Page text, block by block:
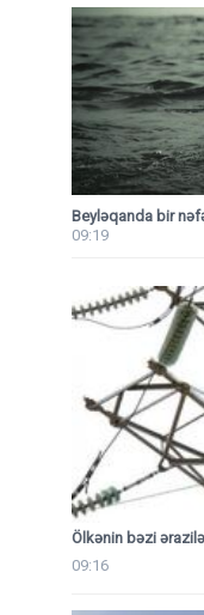
Beyləqanda bir
09:19
Ölkənin bəzi
09:16